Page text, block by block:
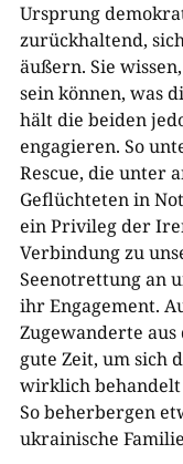
Ursprung
zurückhaltend,
äußern. Sie
sein können, was
hält die beiden
engagieren. So
Rescue, die unter
Geflüchteten in
ein Privileg der
Verbindung zu
Seenotrettung an
ihr Engagement.
Zugewanderte aus
gute Zeit, um sich
wirklich behandelt
So beherbergen
ukrainische